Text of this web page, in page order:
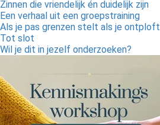
Zinnen die vriendelijk én duidelijk zijn
Een verhaal uit een groepstraining
Als je pas grenzen stelt als je ontploft
Tot slot
Wil je dit in jezelf onderzoeken?
zijn
om
gebruikt
deze